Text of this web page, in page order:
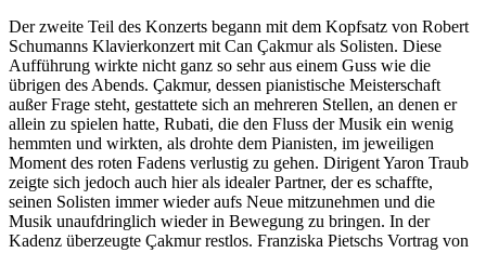
Der zweite Teil des Konzerts begann mit dem Kopfsatz von Robert
Schumanns Klavierkonzert mit Can Çakmur als Solisten. Diese
Aufführung wirkte nicht ganz so sehr aus einem Guss wie die
übrigen des Abends. Çakmur, dessen pianistische Meisterschaft
außer Frage steht, gestattete sich an mehreren Stellen, an denen er
allein zu spielen hatte, Rubati, die den Fluss der Musik ein wenig
hemmten und wirkten, als drohte dem Pianisten, im jeweiligen
Moment des roten Fadens verlustig zu gehen. Dirigent Yaron Traub
zeigte sich jedoch auch hier als idealer Partner, der es schaffte,
seinen Solisten immer wieder aufs Neue mitzunehmen und die
Musik unaufdringlich wieder in Bewegung zu bringen. In der
Kadenz überzeugte Çakmur restlos. Franziska Pietschs Vortrag von